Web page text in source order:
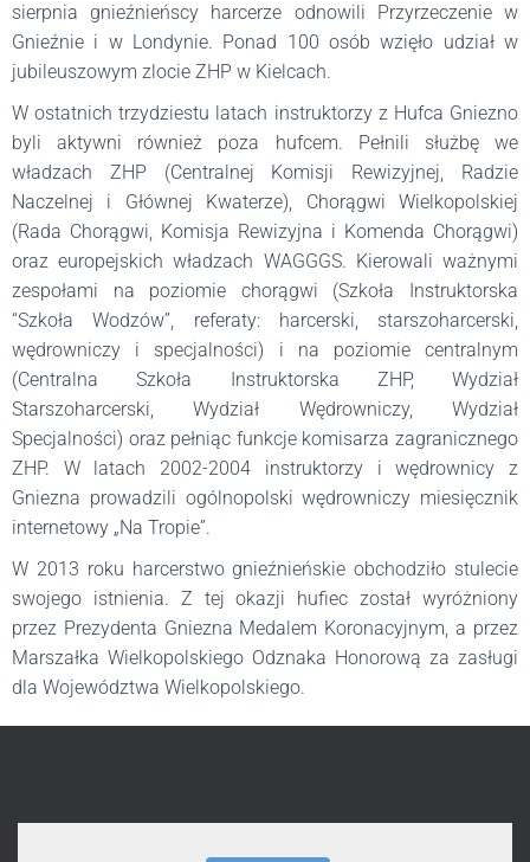
sierpnia gnieźnieńscy harcerze odnowili Przyrzeczenie w
Gnieźnie i w Londynie. Ponad 100 osób wzięło udział w
jubileuszowym zlocie ZHP w Kielcach.
W ostatnich trzydziestu latach instruktorzy z Hufca Gniezno
byli aktywni również poza hufcem. Pełnili służbę we
władzach ZHP (Centralnej Komisji Rewizyjnej, Radzie
Naczelnej i Głównej Kwaterze), Chorągwi Wielkopolskiej
(Rada Chorągwi, Komisja Rewizyjna i Komenda Chorągwi)
oraz europejskich władzach WAGGGS. Kierowali ważnymi
zespołami na poziomie chorągwi (Szkoła Instruktorska
“Szkoła Wodzów”, referaty: harcerski, starszoharcerski,
wędrowniczy i specjalności) i na poziomie centralnym
(Centralna Szkoła Instruktorska ZHP, Wydział
Starszoharcerski, Wydział Wędrowniczy, Wydział
Specjalności) oraz pełniąc funkcje komisarza zagranicznego
ZHP. W latach 2002-2004 instruktorzy i wędrownicy z
Gniezna prowadzili ogólnopolski wędrowniczy miesięcznik
internetowy „Na Tropie”.
W 2013 roku harcerstwo gnieźnieńskie obchodziło stulecie
swojego istnienia. Z tej okazji hufiec został wyróżniony
przez Prezydenta Gniezna Medalem Koronacyjnym, a przez
Marszałka Wielkopolskiego Odznaka Honorową za zasługi
dla Województwa Wielkopolskiego.